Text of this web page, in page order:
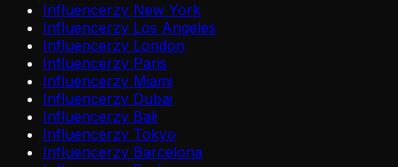
Influencerzy New York
Influencerzy Los Angeles
Influencerzy London
Influencerzy Paris
Influencerzy Miami
Influencerzy Dubai
Influencerzy Bali
Influencerzy Tokyo
Influencerzy Barcelona